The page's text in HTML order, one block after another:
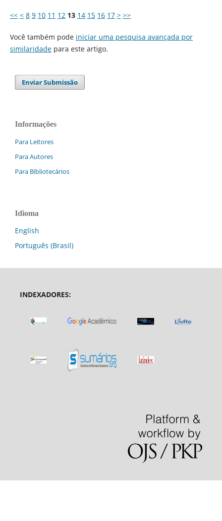
<< < 8 9 10 11 12 13 14 15 16 17 > >>
Você também pode iniciar uma pesquisa avançada por
similaridadepara este artigo.
Enviar Submissão
Informações
Para Leitores
Para Autores
Para Bibliotecários
Idioma
English
Português (Brasil)
INDEXADORES: